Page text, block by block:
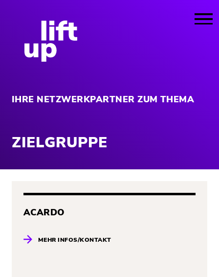
IHRE NETZWERKPARTNER ZUM THEMA
ZIELGRUPPE
ACARDO
MEHR INFOS/KONTAKT